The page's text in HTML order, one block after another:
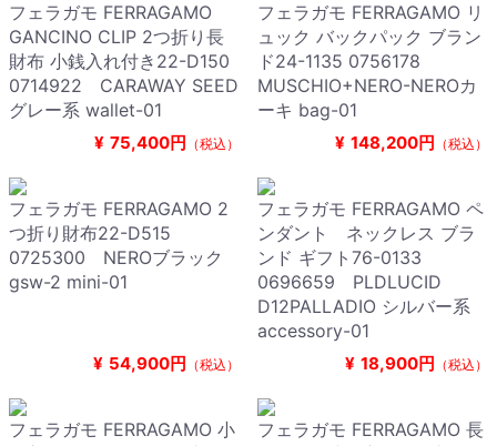
フェラガモ FERRAGAMO
GANCINO CLIP 2つ折り長
財布 小銭入れ付き22-D150
0714922 CARAWAY SEED
グレー系 wallet-01
¥ 75,400円 （税込）
フェラガモ FERRAGAMO リ
ュック バックパック ブラン
ド24-1135 0756178
MUSCHIO+NERO-NEROカ
ーキ bag-01
¥ 148,200円 （税込）
フェラガモ FERRAGAMO 2
つ折り財布22-D515
0725300 NEROブラック
gsw-2 mini-01
¥ 54,900円 （税込）
フェラガモ FERRAGAMO ペ
ンダント ネックレス ブラ
ンド ギフト76-0133
0696659 PLDLUCID
D12PALLADIO シルバー系
accessory-01
¥ 18,900円 （税込）
フェラガモ FERRAGAMO 小
フェラガモ FERRAGAMO 長